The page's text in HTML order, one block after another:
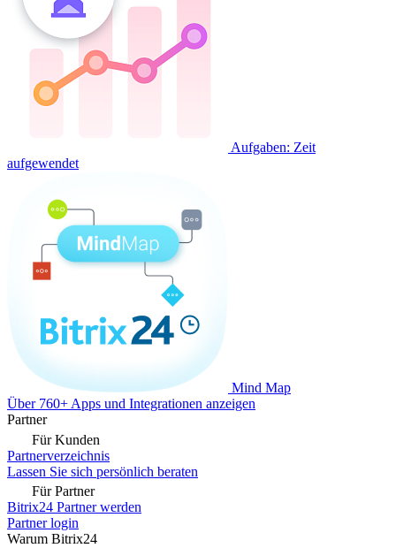
Aufgaben: Zeit
aufgewendet
Mind Map
Über 760+ Apps und Integrationen anzeigen
Partner
Für Kunden
Partnerverzeichnis
Lassen Sie sich persönlich beraten
Für Partner
Bitrix24 Partner werden
Partner login
Warum Bitrix24